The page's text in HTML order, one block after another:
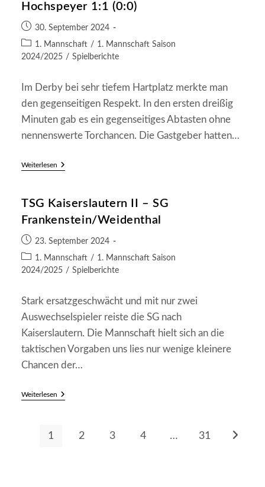
(3:2)
Hochspeyer 1:1 (0:0)
Beitrag
veröffentlicht:
30. September 2024
Beitrags-
Kategorie:
1. Mannschaft / 1. Mannschaft Saison
2024/2025 / Spielberichte
Im Derby bei sehr tiefem Hartplatz merkte man
den gegenseitigen Respekt. In den ersten dreißig
Minuten gab es ein gegenseitiges Abtasten ohne
nennenswerte Torchancen. Die Gastgeber hatten…
WeiterlesenSG
Hochspeyer
(0:0)
TSG Kaiserslautern II – SG
Frankenstein/Weidenthal
Beitrag
veröffentlicht:
23. September 2024
Beitrags-
Kategorie:
1. Mannschaft / 1. Mannschaft Saison
2024/2025 / Spielberichte
Stark ersatzgeschwächt und mit nur zwei
Auswechselspieler reiste die SG nach
Kaiserslautern. Die Mannschaft hielt sich an die
taktischen Vorgaben uns lies nur wenige kleinere
Chancen der…
WeiterlesenTSG
1 2 3 4 … 31 Zur